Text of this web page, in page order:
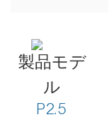
製品モデ
ル
P2.5